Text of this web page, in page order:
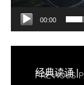
00:00
PREVIOUS
经典读诵 |